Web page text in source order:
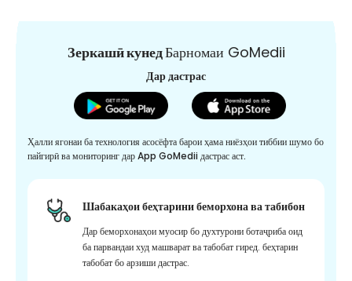
Зеркашӣ кунедБарномаи GoMedii
Дар дастрас
Ҳалли ягонаи ба технология асосёфта барои ҳама ниёзҳои тиббии шумо бо
пайгирӣ ва мониторинг дар App GoMedii дастрас аст.
Шабакаҳои беҳтарини беморхона ва табибон
Дар беморхонаҳои муосир бо духтурони ботаҷриба оид
ба парвандаи худ машварат ва табобат гиред. беҳтарин
табобат бо арзиши дастрас.